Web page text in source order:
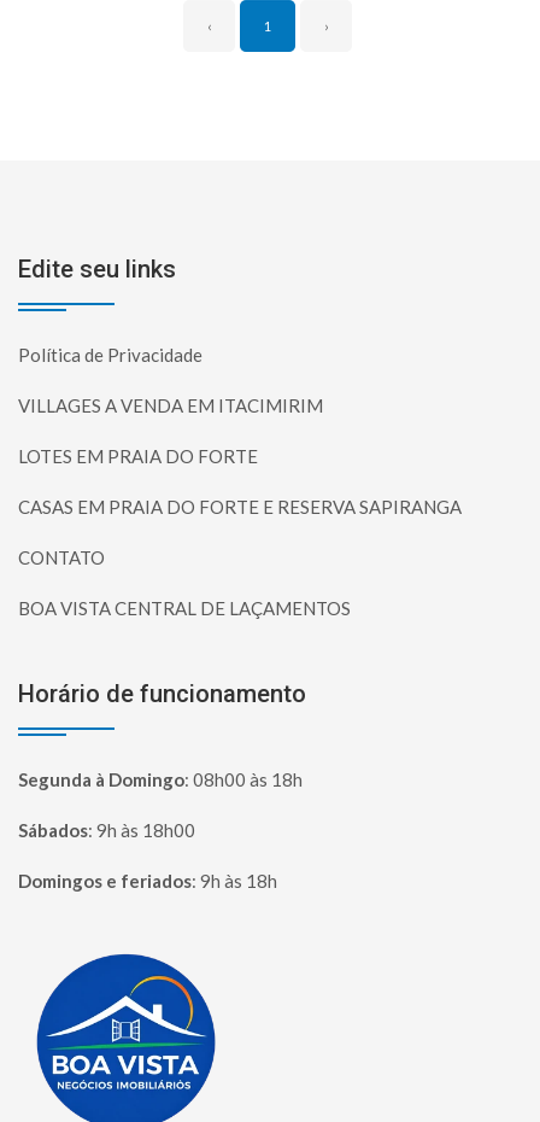
‹ 1 ›
Edite seu links
Política de Privacidade
VILLAGES A VENDA EM ITACIMIRIM
LOTES EM PRAIA DO FORTE
CASAS EM PRAIA DO FORTE E RESERVA SAPIRANGA
CONTATO
BOA VISTA CENTRAL DE LAÇAMENTOS
Horário de funcionamento
Segunda à Domingo: 08h00 às 18h
Sábados: 9h às 18h00
Domingos e feriados: 9h às 18h
Página inicial